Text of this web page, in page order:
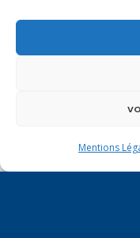
Mentions
amis
Un
Vulbens.